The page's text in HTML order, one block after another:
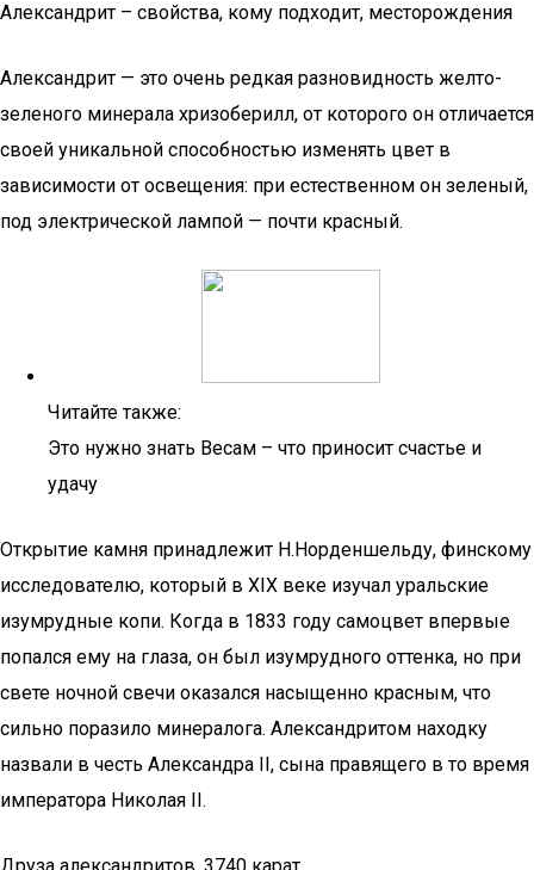
Александрит – свойства, кому подходит, месторождения
Александрит — это очень редкая разновидность желто-
зеленого минерала хризоберилл, от которого он отличается
своей уникальной способностью изменять цвет в
зависимости от освещения: при естественном он зеленый,
под электрической лампой — почти красный.
Читайте также:
Это нужно знать Весам – что приносит счастье и
удачу
Открытие камня принадлежит Н.Норденшельду, финскому
исследователю, который в XIX веке изучал уральские
изумрудные копи. Когда в 1833 году самоцвет впервые
попался ему на глаза, он был изумрудного оттенка, но при
свете ночной свечи оказался насыщенно красным, что
сильно поразило минералога. Александритом находку
назвали в честь Александра II, сына правящего в то время
императора Николая II.